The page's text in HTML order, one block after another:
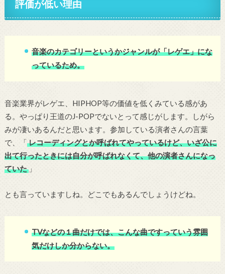
評価が低い理由
音楽のカテゴリーというかジャンルが「レゲエ」にな
っているため。
音楽業界がレゲエ、HIPHOP等の価値を低くみている感があ
る。やっぱり王道のJ-POPでないとって感じがします。しがら
みが凄いあるんだと思います。参加している演者さんの言葉
で、「 レコーディングとか呼ばれてやっているけど、いざ公に
出て行ったときには自分が呼ばれなくて、他の演者さんになっ
ていた」
とも言っていますしね。どこでもあるんでしょうけどね。
TVなどの１曲だけでは、こんな曲ですっていう雰囲
気だけしか分からない。